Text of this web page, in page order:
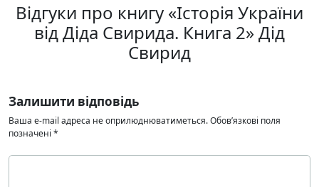
Відгуки про книгу «Історія України
від Діда Свирида. Книга 2» Дід
Свирид
Залишити відповідь
Ваша e-mail адреса не оприлюднюватиметься.Обов’язкові поля
позначені *